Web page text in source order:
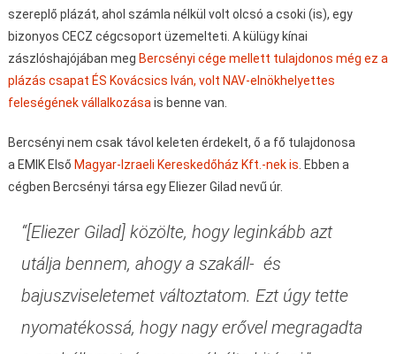
szereplő plázát, ahol számla nélkül volt olcsó a csoki (is), egy
bizonyos CECZ cégcsoport üzemelteti. A külügy kínai
zászlóshajójában meg Bercsényi cége mellett tulajdonos még ez a
plázás csapat ÉS Kovácsics Iván, volt NAV-elnökhelyettes
feleségének vállalkozása is benne van.
Bercsényi nem csak távol keleten érdekelt, ő a fő tulajdonosa
a EMIK Első Magyar-Izraeli Kereskedőház Kft.-nek is . Ebben a
cégben Bercsényi társa egy Eliezer Gilad nevű úr.
“[Eliezer Gilad] közölte, hogy leginkább azt
utálja bennem, ahogy a szakáll- és
bajuszviseletemet változtatom. Ezt úgy tette
nyomatékossá, hogy nagy erővel megragadta